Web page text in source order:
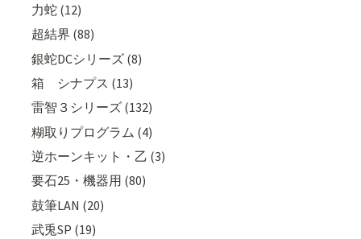
力蛇 (12)
超結界 (88)
銀蛇DCシリーズ (8)
箱 シナプス (13)
雷智３シリーズ (132)
糊取りプログラム (4)
逆ホーンキット・乙 (3)
要石25・機器用 (80)
鼓筆LAN (20)
武兎SP (19)